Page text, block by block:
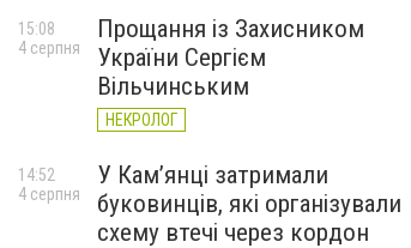
Прощання із Захисником
України Сергієм
Вільчинським
НЕКРОЛОГ
15:08
4 серпня
У Кам’янці затримали
буковинців, які організували
схему втечі через кордон
14:52
4 серпня